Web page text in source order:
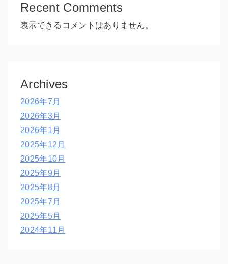
Recent Comments
表示できるコメントはありません。
Archives
2026年7月
2026年3月
2026年1月
2025年12月
2025年10月
2025年9月
2025年8月
2025年7月
2025年5月
2024年11月